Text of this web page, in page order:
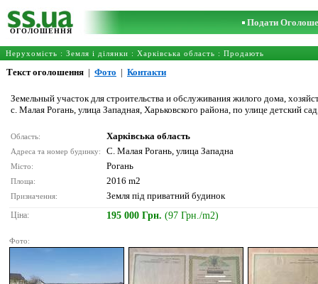
ОГОЛОШЕННЯ
Подати
Нерухомість : Земля і ділянки : Харківська область : Продають
Текст оголошення | Фото | Контакти
Земельный участок для строительства и обслуживания жилого дома,
с. Малая Рогань, улица Западная, Харьковского района, по улице детский
Область: Харківська область
Адреса та номер будинку: С. Малая Рогань, улица Западна
Місто: Рогань
Площа: 2016 m2
Призначення: Земля під приватний будинок
Ціна: 195 000 Грн. (97 Грн./m2)
Фото: